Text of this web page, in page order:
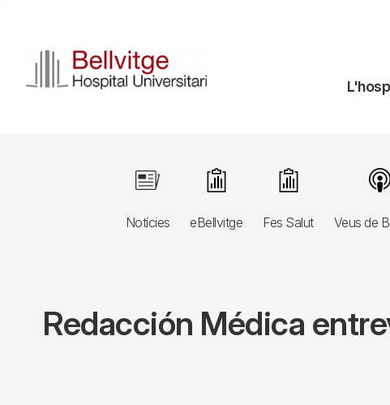
contingut
Notícies
Image
eBellvitge
Image
Fes Salut
Image
Veus de
Redacción Médica